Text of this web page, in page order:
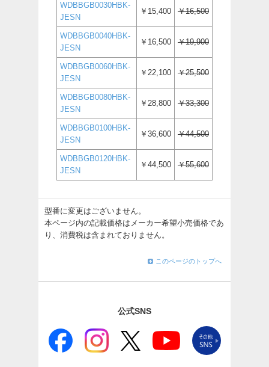
WDBBGB0030HBK-
JESN
￥15,400 ￥16,500
WDBBGB0040HBK-
JESN
￥16,500 ￥19,900
WDBBGB0060HBK-
JESN
￥22,100 ￥25,500
WDBBGB0080HBK-
JESN
￥28,800 ￥33,300
WDBBGB0100HBK-
JESN
￥36,600 ￥44,500
WDBBGB0120HBK-
JESN
￥44,500 ￥55,600
型番に変更はございません。
本ページ内の記載価格はメーカー希望小売価格であ
り、消費税は含まれておりません。
このページのトップへ
公式SNS